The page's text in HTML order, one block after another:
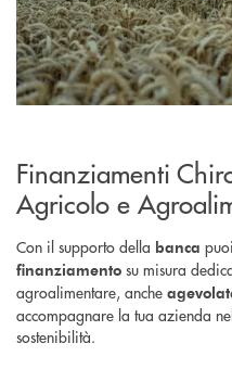
Finanziamenti
Agricolo e
Con il supporto della banca
finanziamento su misura
agroalimentare, anche
accompagnare la tua azienda
sostenibilità.